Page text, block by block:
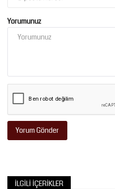
Yorumunuz
Yorum Gönder
İLGILI İÇERIKLER